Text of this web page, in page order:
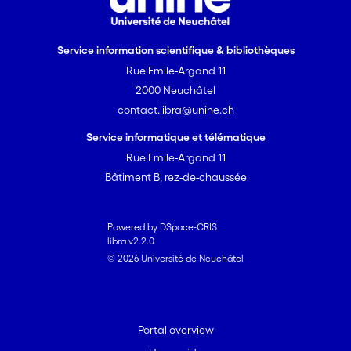
Service information scientifique & bibliothèques
Rue Emile-Argand 11
2000 Neuchâtel
contact.libra@unine.ch
Service informatique et télématique
Rue Emile-Argand 11
Bâtiment B, rez-de-chaussée
Powered by DSpace-CRIS
libra v2.2.0
© 2026 Université de Neuchâtel
Portal overview